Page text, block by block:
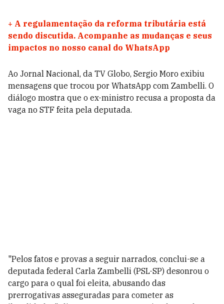
+ A regulamentação da reforma tributária está
sendo discutida. Acompanhe as mudanças e seus
impactos no nosso canal do WhatsApp
Ao Jornal Nacional, da TV Globo, Sergio Moro exibiu
mensagens que trocou por WhatsApp com Zambelli. O
diálogo mostra que o ex-ministro recusa a proposta da
vaga no STF feita pela deputada.
"Pelos fatos e provas a seguir narrados, conclui-se a
deputada federal Carla Zambelli (PSL-SP) desonrou o
cargo para o qual foi eleita, abusando das
prerrogativas asseguradas para cometer as